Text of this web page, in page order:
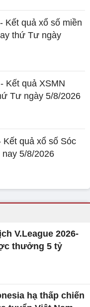
Kết quả xổ số miền
thứ Tư ngày
Kết quả XSMN
Tư ngày 5/8/2026
Kết quả xổ số Sóc
nay 5/8/2026
V.League 2026-
thưởng 5 tỷ
hạ thấp chiến